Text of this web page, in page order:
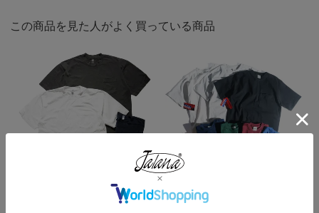
この商品を見た人がよく買っている商品
ロサンゼルスアパレル LOSANGE
キャンバー CAMBER 302 マック